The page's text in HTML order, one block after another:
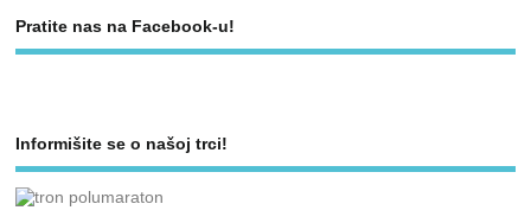
Pratite nas na Facebook-u!
Informišite se o našoj trci!